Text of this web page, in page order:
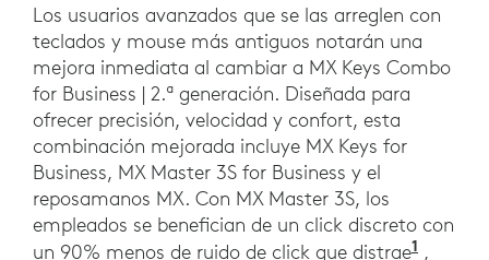
Los usuarios avanzados que se las arreglen con
teclados y mouse más antiguos notarán una
mejora inmediata al cambiar a MX Keys Combo
for Business | 2.ª generación. Diseñada para
ofrecer precisión, velocidad y confort, esta
combinación mejorada incluye MX Keys for
Business, MX Master 3S for Business y el
reposamanos MX. Con MX Master 3S, los
empleados se benefician de un click discreto con
un 90% menos de ruido de click que distrae1 En
,